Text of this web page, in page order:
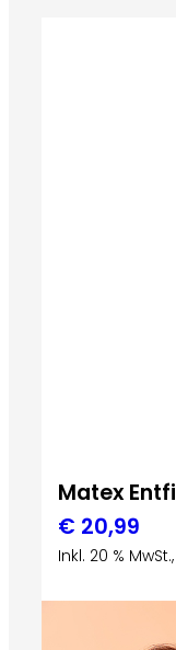
Matex
€ 20,99
Inkl. 20 %